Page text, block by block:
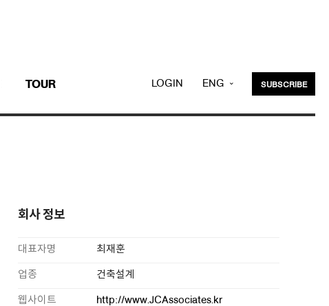
TOUR LOGIN ENG SUBSCRIBE
회사 정보
대표자명 최재훈
업종 건축설계
웹사이트 http://www.JCAssociates.kr